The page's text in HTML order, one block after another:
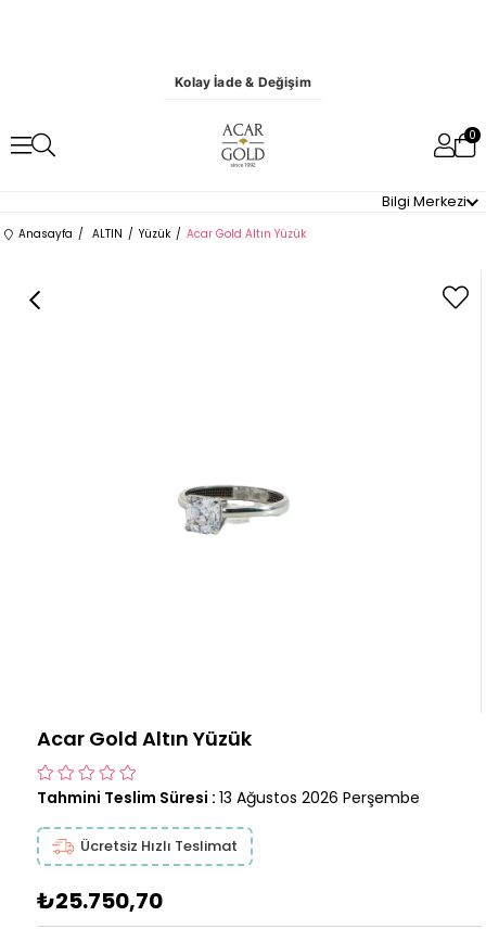
Kolay İade & Değişim
0
Bilgi Merkezi
Anasayfa ALTIN Yüzük Acar Gold Altın Yüzük
Acar Gold Altın Yüzük
Tahmini Teslim Süresi : 13 Ağustos 2026 Perşembe
Ücretsiz Hızlı Teslimat
₺25.750,70